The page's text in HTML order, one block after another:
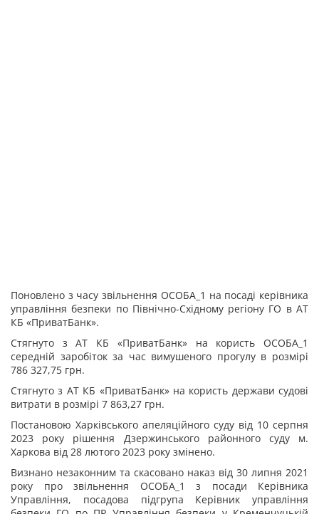
Поновлено з часу звільнення ОСОБА_1 на посаді керівника
управління безпеки по Північно-Східному регіону ГО в АТ
КБ «ПриватБанк».
Стягнуто з АТ КБ «ПриватБанк» на користь ОСОБА_1
середній заробіток за час вимушеного прогулу в розмірі
786 327,75 грн.
Стягнуто з АТ КБ «ПриватБанк» на користь держави судові
витрати в розмірі 7 863,27 грн.
Постановою Харківського апеляційного суду від 10 серпня
2023 року рішення Дзержинського районного суду м.
Харкова від 28 лютого 2023 року змінено.
Визнано незаконним та скасовано наказ від 30 липня 2021
року про звільнення ОСОБА_1 з посади Керівника
Управління, посадова підгрупа Керівник управління